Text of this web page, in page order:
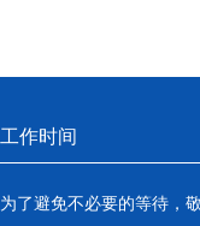
工作时间
为了避免不必要的等待，